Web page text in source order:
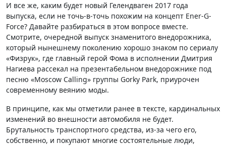
И все же, каким будет новый Гелендваген 2017 года
выпуска, если не точь-в-точь похожим на концепт Ener-G-
Force? Давайте разбираться в этом вопросе вместе.
Смотрите, очередной выпуск знаменитого внедорожника,
который нынешнему поколению хорошо знаком по сериалу
«Физрук», где главный герой Фома в исполнении Дмитрия
Нагиева рассекал на презентабельном внедорожнике под
песню «Moscow Calling» группы Gorky Park, приурочен
современному веянию моды.
В принципе, как мы отметили ранее в тексте, кардинальных
изменений во внешности автомобиля не будет.
Брутальность транспортного средства, из-за чего его,
собственно, и покупают многие состоятельные люди,